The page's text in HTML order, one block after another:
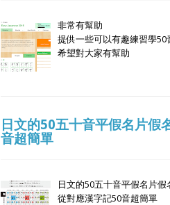
非常有幫助
提供一些可以有趣練習學50
希望對大家有幫助
日文的50五十音平假名片假
音超簡單
日文的50五十音平假名片假
從對應漢字記50音超簡單